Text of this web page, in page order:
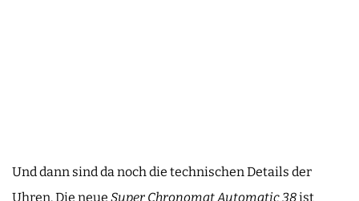
Und dann sind da noch die technischen Details der
Uhren. Die neue Super Chronomat Automatic 38ist